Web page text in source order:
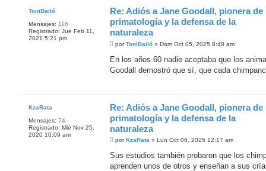
ToniBailó
Mensajes: 116
Registrado: Jue Feb 11,
2021 5:21 pm
Re: Adiós a Jane Goodall, pionera de
primatología y la defensa de la
naturaleza
M
n
a
porToniBailó» Dom Oct 05, 2025 8:48 am
En los años 60 nadie aceptaba que los
Goodall demostró que sí, que cada
KzaRata
Mensajes: 74
Registrado: Mié Nov 25,
2020 10:09 am
Re: Adiós a Jane Goodall, pionera de
primatología y la defensa de la
naturaleza
M
n
a
porKzaRata » Lun Oct 06, 2025 12:17 am
Sus estudios también probaron que los
aprenden unos de otros y enseñan a sus